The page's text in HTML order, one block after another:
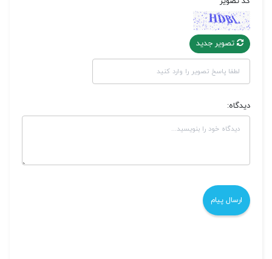
تصویر جدید
دیدگاه: